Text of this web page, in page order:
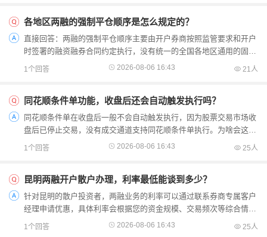
各地区两融的强制平仓顺序是怎么规定的？
直接回答：两融的强制平仓顺序主要由开户券商按照监管要求和开户
时签署的融资融券合同约定执行，没有统一的全国各地区通用的固定
顺序，一般都会遵循尽量降低投资者损失的原则设置，我们...
1个回答 2026-08-06 16:43 21人
同花顺条件单功能，收盘后还会自动触发执行吗？
同花顺条件单在收盘后一般不会自动触发执行，因为股票交易市场收
盘后已停止交易，没有成交通道支持同花顺条件单执行。为啥会这样
呢？A股正常交易时段是上午9:30-11:30、下午13:00-...
1个回答 2026-08-06 16:43 25人
昆明两融开户散户办理，利率最低能谈到多少？
针对昆明的散户投资者，两融业务的利率可以通过联系券商专属客户
经理申请优惠，具体利率会根据您的资金规模、交易频次等综合情况
评估，没有统一固定的最低值哦。针对昆明的散户，办理两...
1个回答 2026-08-06 16:43 25人